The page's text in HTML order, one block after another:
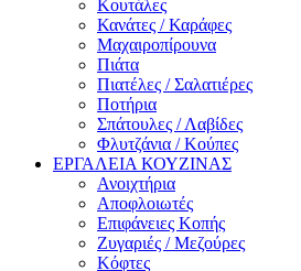
Κουτάλες
Κανάτες / Καράφες
Μαχαιροπίρουνα
Πιάτα
Πιατέλες / Σαλατιέρες
Ποτήρια
Σπάτουλες / Λαβίδες
Φλυτζάνια / Κούπες
ΕΡΓΑΛΕΙΑ ΚΟΥΖΙΝΑΣ
Ανοιχτήρια
Αποφλοιωτές
Επιφάνειες Κοπής
Ζυγαριές / Μεζούρες
Κόφτες